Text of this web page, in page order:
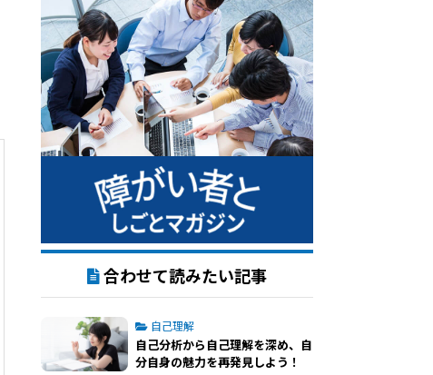
合わせて読みたい記事
自己理解
自己分析から自己理解を深め、自
分自身の魅力を再発見しよう！